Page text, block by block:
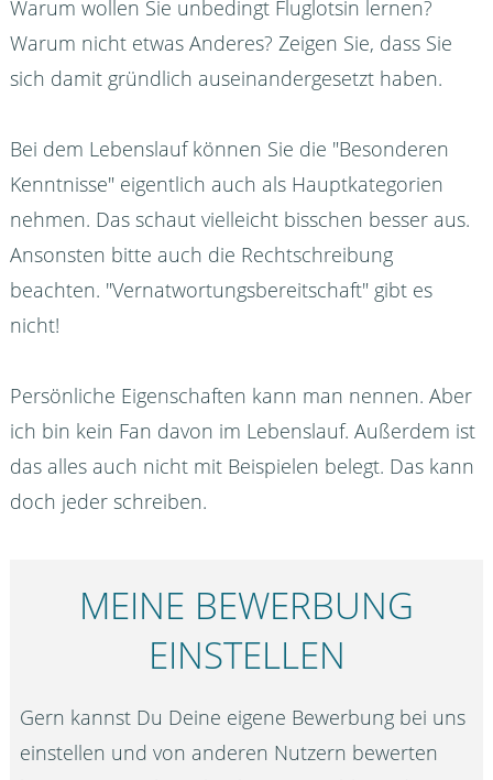
Warum wollen Sie unbedingt Fluglotsin lernen?
Warum nicht etwas Anderes? Zeigen Sie, dass Sie
sich damit gründlich auseinandergesetzt haben.
Bei dem Lebenslauf können Sie die "Besonderen
Kenntnisse" eigentlich auch als Hauptkategorien
nehmen. Das schaut vielleicht bisschen besser aus.
Ansonsten bitte auch die Rechtschreibung
beachten. "Vernatwortungsbereitschaft" gibt es
nicht!
Persönliche Eigenschaften kann man nennen. Aber
ich bin kein Fan davon im Lebenslauf. Außerdem ist
das alles auch nicht mit Beispielen belegt. Das kann
doch jeder schreiben.
MEINE BEWERBUNG
EINSTELLEN
Gern kannst Du Deine eigene Bewerbung bei uns
einstellen und von anderen Nutzern bewerten